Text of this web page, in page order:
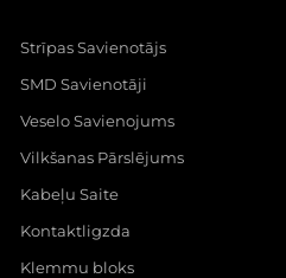
Strīpas Savienotājs
SMD Savienotāji
Veselo Savienojums
Vilkšanas Pārslējums
Kabeļu Saite
Kontaktligzda
Klemmu bloks